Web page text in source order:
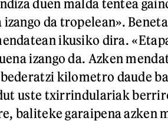
duen malda tentea
izango da tropelean».
ikusiko dira.
izango da. Azken
kilometro daude
uste txirrindulariak
baliteke garaipena azken